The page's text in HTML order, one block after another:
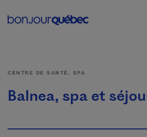
Main
CENTRE DE SANTÉ, SPA
Balnea, spa et